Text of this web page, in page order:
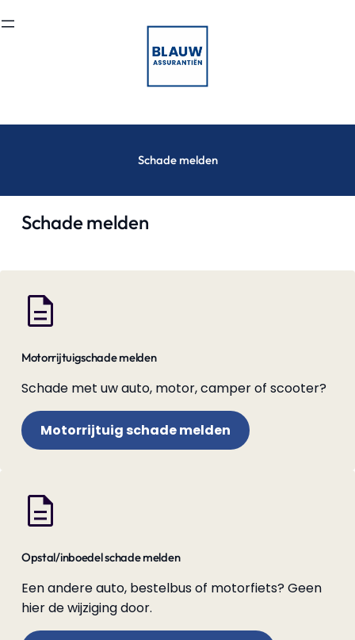
naar
Schade melden
Schade melden
Motorrijtuigschade melden
Schade met uw auto, motor, camper of scooter?
Motorrijtuig schade melden
Opstal/inboedel schade melden
Een andere auto, bestelbus of motorfiets? Geen
hier de wijziging door.